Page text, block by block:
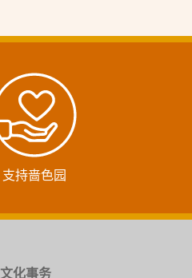
支持啬色园
文化事务